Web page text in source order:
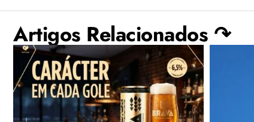
Artigos Relacionados ↷